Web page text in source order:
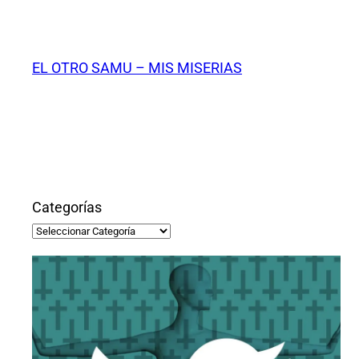
contenido
EL OTRO SAMU – MIS MISERIAS
Categorías